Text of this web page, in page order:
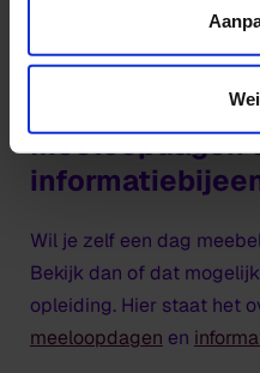
Ja, ik ben erbij!
Meeloopdagen
Wil je zelf een dag
Bekijk dan of dat
opleiding. Hier staat het
meeloopdagen en